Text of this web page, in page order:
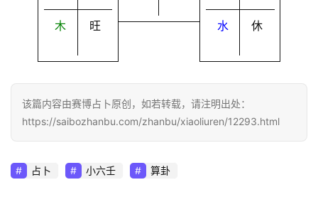
木 旺 水 休
该篇内容由赛博占卜原创，如若转载，请注明出处：
https://saibozhanbu.com/zhanbu/xiaoliuren/12293.html
占卜 小六壬 算卦